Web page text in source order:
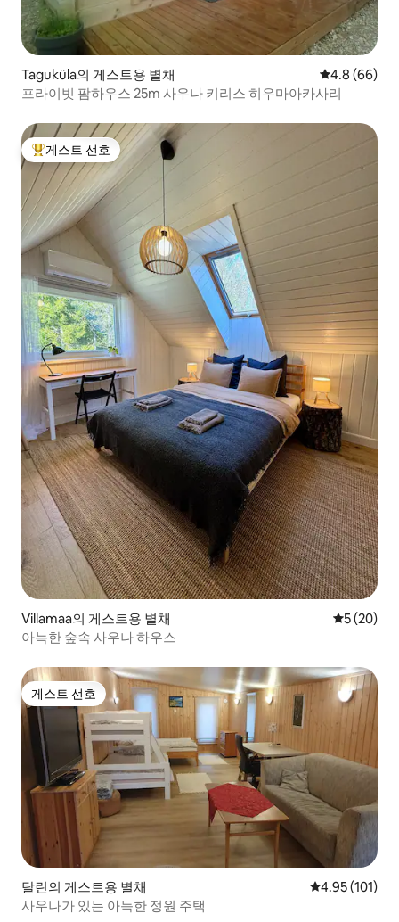
Taguküla의 게스트용 별채 평점 4.8점(5
4.8 (66)
프라이빗 팜하우스 25m 사우나 키리스 히우마아카사리
상위 게스트 선호
게스트 선호
Villamaa의 게스트용 별채 평점 5점(5
5 (20)
아늑한 숲속 사우나 하우스
게스트 선호
게스트 선호
탈린의 게스트용 별채 평점 4.95점(5
4.95 (101)
사우나가 있는 아늑한 정원 주택